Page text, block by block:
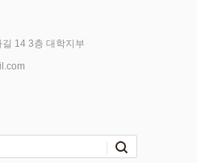
14 3층 대학지부